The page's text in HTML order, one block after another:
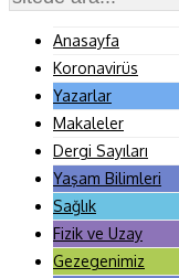
Anasayfa
Koronavirüs
Yazarlar
Makaleler
Dergi Sayıları
Yaşam Bilimleri
Sağlık
Fizik ve Uzay
Gezegenimiz